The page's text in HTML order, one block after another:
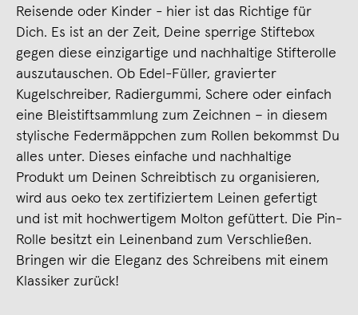
Reisende oder Kinder - hier ist das Richtige für
Dich. Es ist an der Zeit, Deine sperrige Stiftebox
gegen diese einzigartige und nachhaltige Stifterolle
auszutauschen. Ob Edel-Füller, gravierter
Kugelschreiber, Radiergummi, Schere oder einfach
eine Bleistiftsammlung zum Zeichnen – in diesem
stylische Federmäppchen zum Rollen bekommst Du
alles unter. Dieses einfache und nachhaltige
Produkt um Deinen Schreibtisch zu organisieren,
wird aus oeko tex zertifiziertem Leinen gefertigt
und ist mit hochwertigem Molton gefüttert. Die Pin-
Rolle besitzt ein Leinenband zum Verschließen.
Bringen wir die Eleganz des Schreibens mit einem
Klassiker zurück!